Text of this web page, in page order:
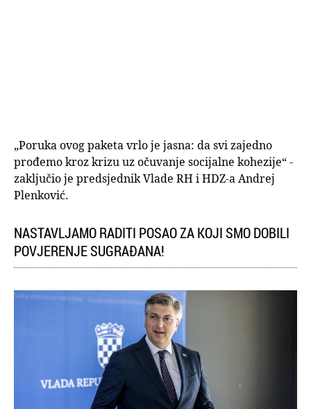
„Poruka ovog paketa vrlo je jasna: da svi zajedno
prođemo kroz krizu uz očuvanje socijalne kohezije“ -
zaključio je predsjednik Vlade RH i HDZ-a Andrej
Plenković.
NASTAVLJAMO RADITI POSAO ZA KOJI SMO DOBILI
POVJERENJE SUGRAĐANA!